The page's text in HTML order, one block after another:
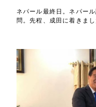
ネパール最終日。ネパー
問。先程、成田に着きまし